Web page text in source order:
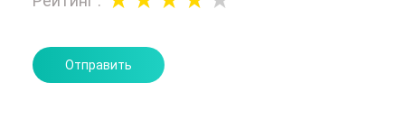
Отправить